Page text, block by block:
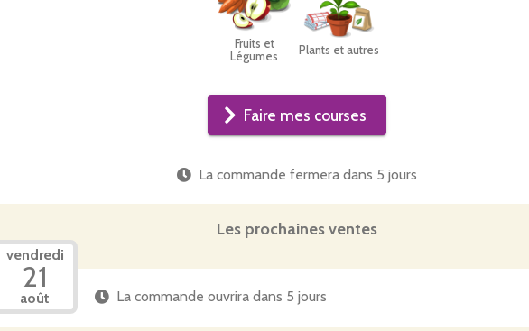
Fruits et
Légumes
Plants et autres
Faire mes courses
La commande fermera dans 5 jours
Les prochaines ventes
vendredi
21
août La commande ouvrira dans 5 jours